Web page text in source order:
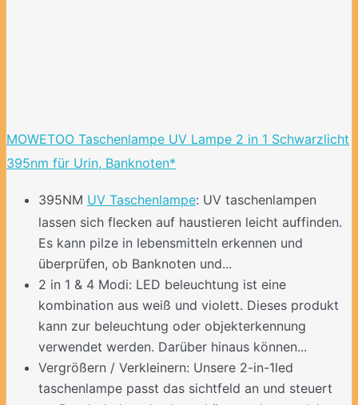
MOWETOO Taschenlampe UV Lampe 2 in 1 Schwarzlicht
395nm für Urin, Banknoten*
395NM UV Taschenlampe: UV taschenlampen
lassen sich flecken auf haustieren leicht auffinden.
Es kann pilze in lebensmitteln erkennen und
überprüfen, ob Banknoten und...
2 in 1 & 4 Modi: LED beleuchtung ist eine
kombination aus weiß und violett. Dieses produkt
kann zur beleuchtung oder objekterkennung
verwendet werden. Darüber hinaus können...
Vergrößern / Verkleinern: Unsere 2-in-1led
taschenlampe passt das sichtfeld an und steuert